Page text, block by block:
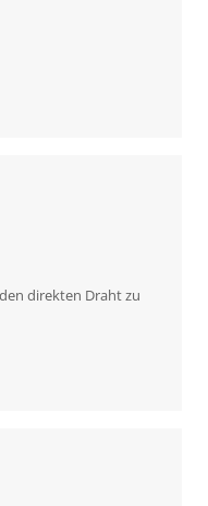
direkten Draht zu